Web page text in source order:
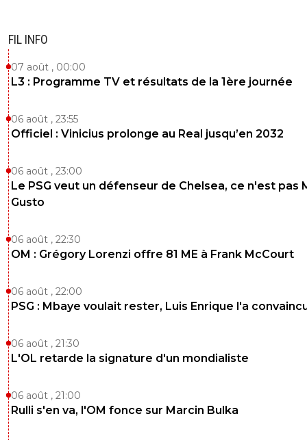
FIL INFO
07 août , 00:00
L3 : Programme TV et résultats de la 1ère journée
06 août , 23:55
Officiel : Vinicius prolonge au Real jusqu’en 2032
06 août , 23:00
Le PSG veut un défenseur de Chelsea, ce n'est pas
Gusto
06 août , 22:30
OM : Grégory Lorenzi offre 81 ME à Frank McCourt
06 août , 22:00
PSG : Mbaye voulait rester, Luis Enrique l'a
06 août , 21:30
L'OL retarde la signature d'un mondialiste
06 août , 21:00
Rulli s'en va, l'OM fonce sur Marcin Bulka